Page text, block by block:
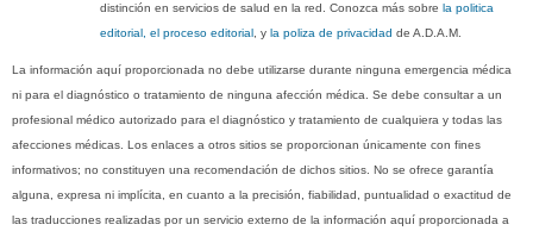
distinción en servicios de salud en la red. Conozca más sobrela politica
editorial, el proceso editorial , yla poliza de privacidad de A.D.A.M.
La información aquí proporcionada no debe utilizarse durante ninguna emergencia médica
ni para el diagnóstico o tratamiento de ninguna afección médica. Se debe consultar a un
profesional médico autorizado para el diagnóstico y tratamiento de cualquiera y todas las
afecciones médicas. Los enlaces a otros sitios se proporcionan únicamente con fines
informativos; no constituyen una recomendación de dichos sitios. No se ofrece garantía
alguna, expresa ni implícita, en cuanto a la precisión, fiabilidad, puntualidad o exactitud de
las traducciones realizadas por un servicio externo de la información aquí proporcionada a